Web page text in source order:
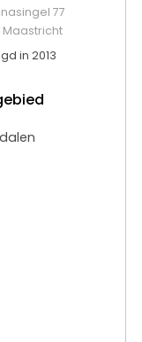
77
Maastricht
in 2013